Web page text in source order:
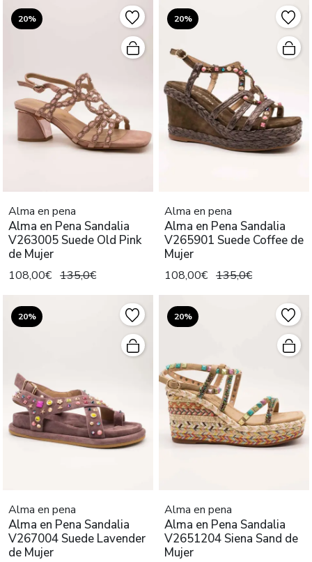
20%
Alma en pena
Alma en Pena Sandalia
V263005 Suede Old Pink
de Mujer
108,00€ 135,0€
20%
Alma en pena
Alma en Pena Sandalia
V265901 Suede Coffee de
Mujer
108,00€ 135,0€
20%
Alma en pena
Alma en Pena Sandalia
V267004 Suede Lavender
de Mujer
20%
Alma en pena
Alma en Pena Sandalia
V2651204 Siena Sand de
Mujer